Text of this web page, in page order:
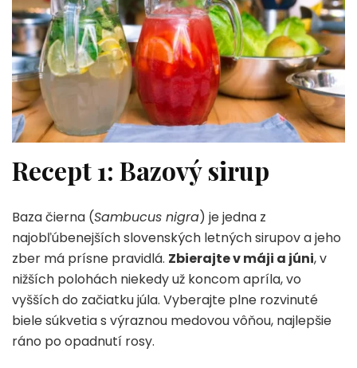
Recept 1: Bazový sirup
Baza čierna (Sambucus nigra) je jedna z
najobľúbenejších slovenských letných sirupov a jeho
zber má prísne pravidlá. Zbierajte v máji a júni, v
nižších polohách niekedy už koncom apríla, vo
vyšších do začiatku júla. Vyberajte plne rozvinuté
biele súkvetia s výraznou medovou vôňou, najlepšie
ráno po opadnutí rosy.